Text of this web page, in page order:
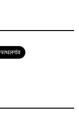
पत्थलगांव